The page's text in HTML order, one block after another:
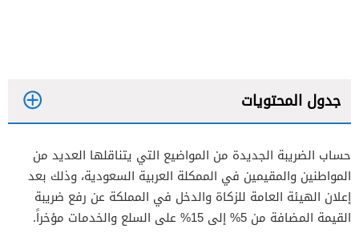
جدول المحتويات
حساب الضريبة الجديدة من المواضيع التي يتناقلها العديد من
المواطنين والمقيمين في الممكلة العربية السعودية، وذلك بعد
إعلان الهيئة العامة للزكاة والدخل في المملكة عن رفع ضريبة
القيمة المضافة من 5% إلى 15% على السلع والخدمات مؤخراً.